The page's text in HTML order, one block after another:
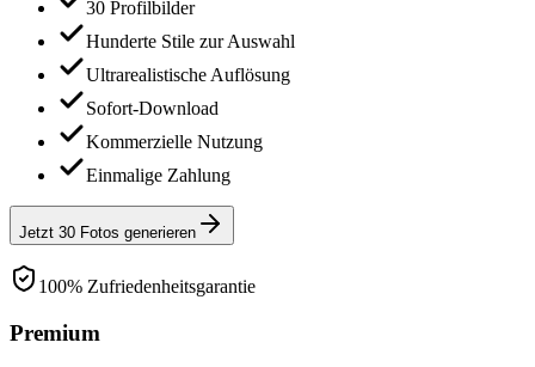
30 Profilbilder
Hunderte Stile zur Auswahl
Ultrarealistische Auflösung
Sofort-Download
Kommerzielle Nutzung
Einmalige Zahlung
Jetzt 30 Fotos generieren
100% Zufriedenheitsgarantie
Premium